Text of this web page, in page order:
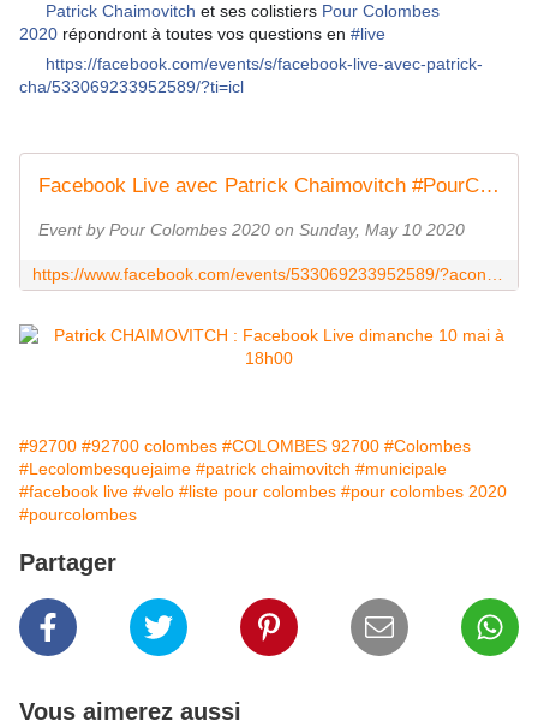
Patrick Chaimovitch et ses colistiers Pour Colombes
2020 répondront à toutes vos questions en #live
https://facebook.com/events/s/facebook-live-avec-patrick-
cha/533069233952589/?ti=icl
Facebook Live avec Patrick Chaimovitch #PourColombes
Event by Pour Colombes 2020 on Sunday, May 10 2020
#92700 #92700 colombes #COLOMBES 92700 #Colombes
#Lecolombesquejaime #patrick chaimovitch #municipale
#facebook live #velo #liste pour colombes #pour colombes 2020
#pourcolombes
Partager
Vous aimerez aussi